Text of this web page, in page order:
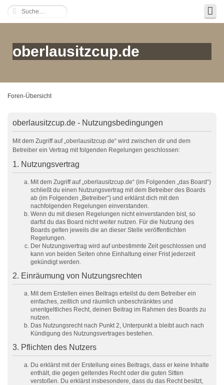
oberlausitzcup.de
Foren-Übersicht
oberlausitzcup.de - Nutzungsbedingungen
Mit dem Zugriff auf „oberlausitzcup.de“ wird zwischen dir und dem
Betreiber ein Vertrag mit folgenden Regelungen geschlossen:
1. Nutzungsvertrag
Mit dem Zugriff auf „oberlausitzcup.de“ (im Folgenden „das Board“)
schließt du einen Nutzungsvertrag mit dem Betreiber des Boards
ab (im Folgenden „Betreiber“) und erklärst dich mit den
nachfolgenden Regelungen einverstanden.
Wenn du mit diesen Regelungen nicht einverstanden bist, so
darfst du das Board nicht weiter nutzen. Für die Nutzung des
Boards gelten jeweils die an dieser Stelle veröffentlichten
Regelungen.
Der Nutzungsvertrag wird auf unbestimmte Zeit geschlossen und
kann von beiden Seiten ohne Einhaltung einer Frist jederzeit
gekündigt werden.
2. Einräumung von Nutzungsrechten
Mit dem Erstellen eines Beitrags erteilst du dem Betreiber ein
einfaches, zeitlich und räumlich unbeschränktes und
unentgeltliches Recht, deinen Beitrag im Rahmen des Boards zu
nutzen.
Das Nutzungsrecht nach Punkt 2, Unterpunkt a bleibt auch nach
Kündigung des Nutzungsvertrages bestehen.
3. Pflichten des Nutzers
Du erklärst mit der Erstellung eines Beitrags, dass er keine Inhalte
enthält, die gegen geltendes Recht oder die guten Sitten
verstoßen. Du erklärst insbesondere, dass du das Recht besitzt,